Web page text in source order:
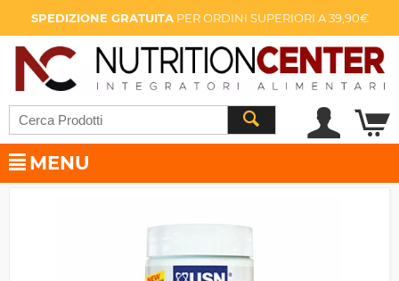
SPEDIZIONE GRATUITAPER ORDINI SUPERIORI A 39,90€
MENU